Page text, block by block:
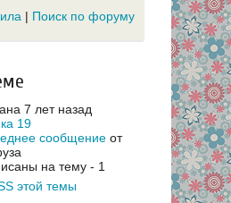
| Поиск по форуму
7 лет назад
19
сообщение от
на тему - 1
этой темы